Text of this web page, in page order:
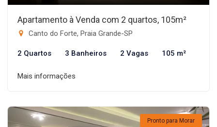
Apartamento à Venda com 2 quartos, 105m²
Canto do Forte, Praia Grande-SP
2 Quartos 3 Banheiros 2 Vagas 105 m²
Mais informações
Pronto para Morar